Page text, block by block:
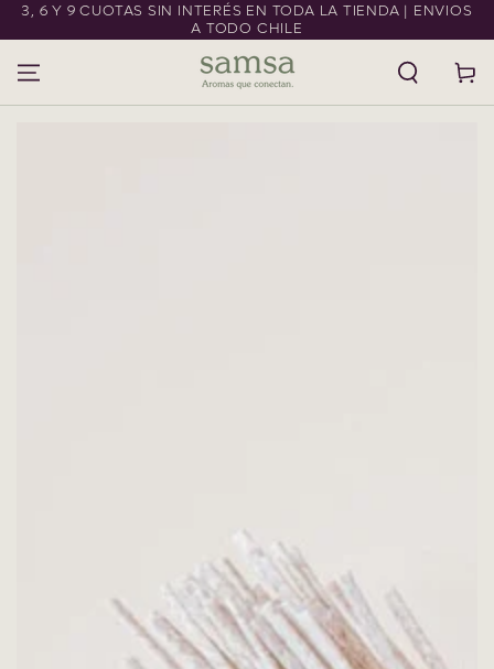
IR AL CONTENIDO
3, 6 Y 9 CUOTAS SIN INTERÉS EN TODA LA TIENDA | ENVIOS
A TODO CHILE
Carrito